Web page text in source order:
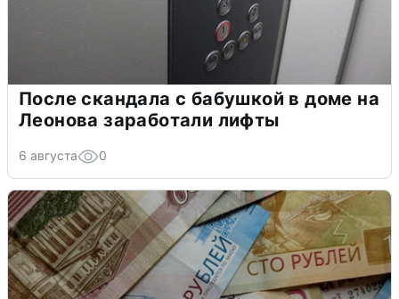
После скандала с бабушкой в доме на
Леонова заработали лифты
6 августа 0